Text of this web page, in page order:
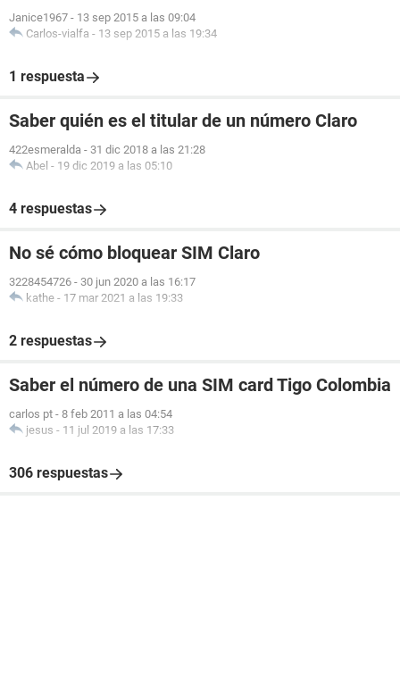
Janice1967 - 13 sep 2015 a las 09:04
Carlos-vialfa - 13 sep 2015 a las 19:34
1 respuesta
Saber quién es el titular de un número Claro
422esmeralda - 31 dic 2018 a las 21:28
Abel - 19 dic 2019 a las 05:10
4 respuestas
No sé cómo bloquear SIM Claro
3228454726 - 30 jun 2020 a las 16:17
kathe - 17 mar 2021 a las 19:33
2 respuestas
Saber el número de una SIM card Tigo Colombia
carlos pt - 8 feb 2011 a las 04:54
jesus - 11 jul 2019 a las 17:33
306 respuestas